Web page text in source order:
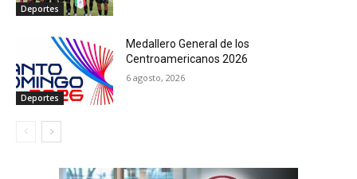
Deportes
Deportes
Medallero General de los
Centroamericanos 2026
6 agosto, 2026